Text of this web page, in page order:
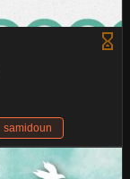
samidoun